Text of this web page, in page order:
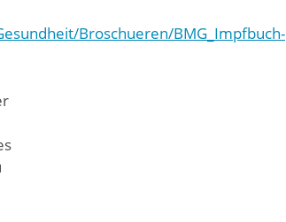
Broschueren/BMG_Impfbuch-